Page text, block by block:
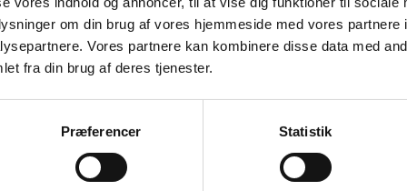
om din brug af vores hjemmeside med vores partnere
Vores partnere kan kombinere disse data med
fra din brug af deres tjenester.
Præferencer Statistik
– rustfrit
Adlon3 Knivmagnet af
sortbejset bøg – 40 cm
Kokkekniv
Acutus
Leth-